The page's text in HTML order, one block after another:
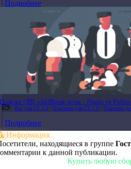
Подробнее
Плагин [JB] «JailBreak игра - Nigga vs
Все для CS 1.6 / Плагины для CS 1.6 / Плагины
Подробнее
Информация
находящиеся в группе
к данной публикации.
Купить любую сборку